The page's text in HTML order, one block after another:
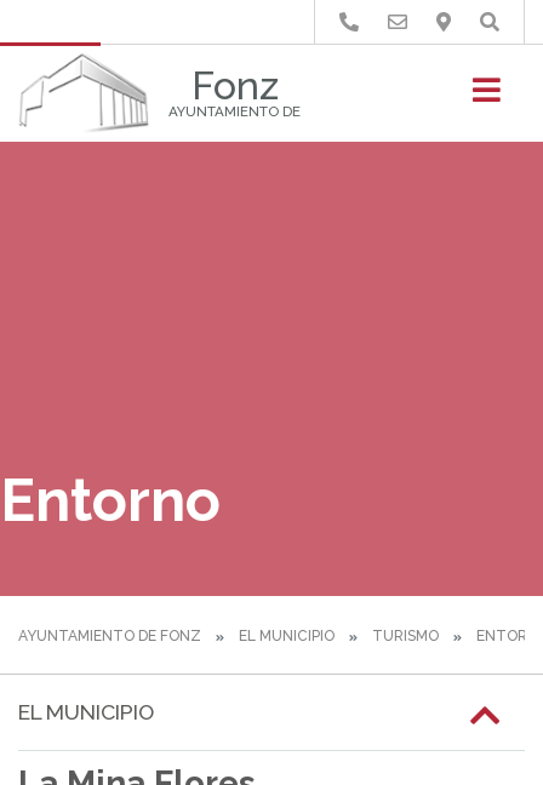
Fonz
AYUNTAMIENTO DE
Buscar
Entorno
AYUNTAMIENTO DE FONZ EL MUNICIPIO TURISMO
EL MUNICIPIO